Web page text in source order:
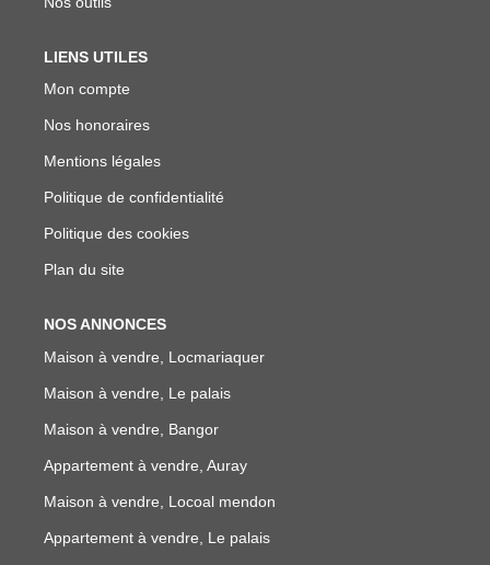
LIENS UTILES
Mon compte
Nos honoraires
Mentions légales
Politique de confidentialité
Politique des cookies
Plan du site
NOS ANNONCES
Maison à vendre, Locmariaquer
Maison à vendre, Le palais
Maison à vendre, Bangor
Appartement à vendre, Auray
Maison à vendre, Locoal mendon
Appartement à vendre, Le palais